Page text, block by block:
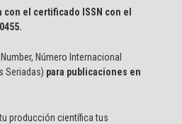
el certificado ISSN con el
Número Internacional
Seriadas) para publicaciones en
producción científica tus